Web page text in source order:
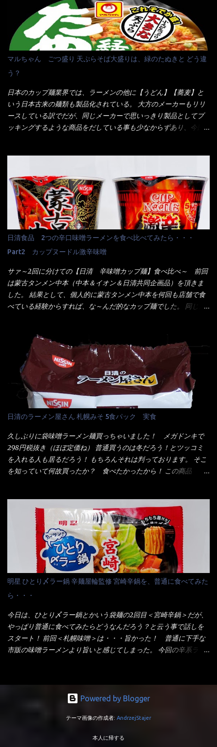
近は、ステーキガストに試しに行ったぐらいです。（肉が喰いた
くて） しかし最近のファミレスは合理化が進み、店員さんもフロ
ア担当は2人程度しか居ないんだよねぇ～ それに注文はタッチパ
ネル！！ 凄いよなぁ～ 20年位前は、フロア担当だけでも5人は
居たと思うけど・・・ 判らず店員さんを呼ぶピンポンを・・・ク
ーポンなんだけどと伝えると、丁寧にタッチパネルで～と教えて
くれたが、何故かタッチパネルがクーポンを受け付けない！！ 店
員さんも、アレー？といいながら私が受け付けますので・・・と
消えていった。 タッチパネルのやつ、安いのは嫌うんだな！？こ
のヤロー！ 待つ事暫し・・・10分は越えたと思うけど・・・出て
来ました。 こちらが本日のサラメシ【ホーリーバジル香る、タイ
く行きましたねぇ～ だからタイ料理屋さんには、辛味剤・酢・ナ
いた）が料理に必ず付いてきたものです。 でも流石にファミレ
スでは・・・それは無いね！残念だ～ 今回はすかいらーくグルー
プで、タイ料理をどの様に再現して提供しているか？を見るだけ
だなぁ～ 因みにガパオ＝ホーリーバジルなのです。 肉は通常チ
キンが多く豚や牛もあります。 肉は挽肉みたいなミンチではな
く、粗挽きの肉になるんです。 それに現地バンコクでは、卵は固
焼きが本来です。 今回はほぼ全熟の目玉焼きで、これは日本風
オタイなのと比べれば薄め？ やっぱり調味料の【スパイスガール
ズ】が必要だナァ～ 笑 私は、ブリッキーヌの粉末をよく掛け辛
く...
マルちゃん ごつ盛り 天ぷらそば大盛りは、緑のたぬきと どう違
う？
日本のカップ麺業界では、ラーメンの他に【うどん】【蕎麦】と
いう日本古来の麺類も製品化されている。 大方のメーカーもリリ
ースしている訳でだが、同じメーカーで思いっきり製品としてブ
ッキングするような商品をだしている事も少なからずあり、今回
ている訳で何故に敢えて本商品をリリースするの？ 確かに販売価
格は、緑のたぬきの実売は108円位で、ごつ盛り天ぷらそばは98円
でした。 殆ど変わらないじゃないか！？ そこで何が違うか・・・
メーカーHPから情報を得てみた。 ■原材料 比較（相手に含まれ
て居ない物質を赤色） ☆緑のたぬき 油揚げめん(小麦粉(国内製
造)、そば粉、植物油脂、植物性たん白、食塩、とろろ芋、卵白)、
かやく(小えびてんぷら、 かまぼこ )、添付調味料(砂糖、食塩、し
ょうゆ、魚介エキス、たん白加水分解物、香辛料、ねぎ、香味油
脂)／加工でん粉、調味料(アミノ酸等)、炭酸カルシウム、カラメ
ル色素、リン酸塩(Na)、増粘多糖類、レシチン、酸化防止剤(ビタ
ミンE)、クチナシ色素、ベニコウジ色素、香料、ビタミンB2、ビ
タミンB1、香辛料抽出物、 カロチン色素 、(一部にえび・小麦・
油脂、植物性たん白、食塩、とろろ芋、卵白)、かやく(小えびてん
ぷら)、添付調味料(砂糖、食塩、しょうゆ、魚介エキス、たん白加
水分解物、ねぎ、香辛料、 植物油 、香味油脂)／加工でん粉、調味
料(アミノ酸等)、炭酸カルシウム、カラメル色素、リン酸塩
(Na)、増粘多糖類、レシチン、酸化防止剤(ビタミンE)、クチナシ
色素、香料、ベニコウジ色素、ビタミンB2、ビタミンB1、香辛料
抽出物、(一部にえび・小麦・そば・卵・ さば ・大豆・豚肉・やま
いも・ゼラチンを含む) 材料から見れば、緑のたぬきの方が蒲鉾が
さば！？ さばって鯖か？？ サバ読んでないか？？ ■カロリー
比較 緑のたぬき ...
日清食品 2つの辛口味噌ラーメンを食べ比べてみたら・・・
Part2 カップヌードル激辛味噌
サァ～2回に分けての【日清 辛味噌カップ麺】食べ比べ～ 前回
は蒙古タンメン中本（中本＆イオン＆日清共同企画品）を頂きま
した。 結果として、個人的に蒙古タンメン中本を何回も店舗で食
べている経験からすれば、な～んだ的なカップ麺でした。 同じ日
いつきました。 見た目は、炎のシルエットが辛さを醸し出してい
る・・・ でもパッケージに惑わされてはいけない！！ 私はペ
ヤングの【獄激辛焼きそば】を完食した漢だ。 その後の獄激辛カ
レーもな！ 今回、カップヌードル激辛味噌はカップに敢えて辛
さレベルが記載されている。 それはレベル5！ 日清としては最上
位の辛さと云っている訳だ。 昨年モデルも食べてはいるけど、1年
も経つと記憶の彼方に・・・いや歳だから記憶力が、どうのこう
のではない。 記憶に残るだけのインパクトに欠けている商品と
云う事（当時） 開封すると・・・ 小袋なんてありゃしない！ カ
ップヌードルは基本蓋開けて、熱湯を注ぐだけで出来る！それが
デビュー時からの最大のポイント。 だから粉末スープの具も全
部カップの中でカオス状態。 これ特に縦型Bigカップだと、スー
りました～ 熱湯によりカップ内に対流が起こり、表層が泡立っ
ている～ 隣に用意したのが、ホワイトカップ丼型です。 こちら
へ内容物を全て移すのと同時に、スープも満遍なく全体に行き渡
させる。 箸で麺から移動させ、具とスープは最後に移すとこうな
りました。 良い感じではないか！ やはり一部粉末スープが縦型
カップの壁面に残っていたので、ぜーんぶ箸等で落としてホワイ
トカップへ。 まずは麺を見ると、カップヌードルとしては太く平
打ちで縮れてます。 ■蒙古タンメン中本の麺 蒙古タンメンの方
は、やはり太く平打ちですが麺の厚みがあるような・・・ 食感
いのね。 箸で持ち上げた状態は・・・ ■カップヌードル激辛味噌 ■
蒙古タンメン中本カップ どちらも箸で持ち上げた感じは、重
い！ そう湯を吸って伸びたような麺と云っていいかもしれな
い。 多分麺は、厚みとストレートか...
日清のラーメン屋さん 札幌みそ 5食パック 実食
久しぶりに袋味噌ラーメン麺買っちゃいました！ メガドンキで
298円税抜き（ほぼ定価ね） 普通買うのは冬だろう！とツッコミ
を入れる人も居るだろう！ もちろんそれは判っております。 そこ
を知っていて何故買ったか？ 食べたかったから！ この商品
てみないといけないじゃん！（知るのが遅い） リニューアル前の
は食べた事あるのよ！でもここ数年は、カップ麺の方が話題性も
品揃えも上じゃん！ だって話題性の無いのを食べても・・・しょ
うが無いじゃん！ 日本で話題性が無いのに、外国の人には尚更ね
ぇ～ 袋麺と云えば【サッポロ一番】と云われる程だが、10年位前
に革新的な袋麺が出た！ それは『マルちゃん正麺』と云われる商
品！！ 生麺感覚～と大御所俳優の役所広司を起用したCMで一躍
有名になりTOPに・・・その後ライバルとして日清から【ラ王】
がリリース！つまり今回の【日清のラーメン屋さん】は、袋麺と
しては廉価版のポジション・・・ 事実ラ王は、HPでは別扱い！
本品なんか出前一丁などと一緒くたの扱い。 袋麺はスープは粉末
スープが主流でしょう！？だから味は・・・イマイチ（小生感
覚）と云うのが評価です。 正直現在のインスタント麺では、最先
ヨ～ でも熊が＼買ってね！／と泣いているから・・・買いまし
た。 それじゃ～食べましょうか！ トッピングは生憎とモヤシの
在庫が無いため・・・キャベツだ！鍋に湯を沸かしキャベツをボ
私の記憶が確かなら・・・（料理お鉄人MC風に）以前の麺は白ぽ
明星 ひとり〆ラー鍋 辛麺屋輪監修 宮崎辛鍋を、普通に食べてみた
ら・・・
今日は、ひとり〆ラー鍋とかいう袋麺の2回目＜宮崎辛鍋＞だが、
やっぱり普通に食べてみたらどうなんだろう？と云う事で話しを
スタート！ 前回＜札幌味噌＞は・・・旨かった！ 普通に下手な
市販の味噌ラーメンより旨いと感じてしまった。 今回の辛系ラー
おひとり用鍋の素です。辛麺屋輪をイメージした唐辛子の辛みと
旨みが染み出たスープに鍋によく合う麺が付いて〆まで楽しめま
が溶け出たスープと、麺にからむ粗い唐辛子がくせになる味わ
脂、大豆食物繊維）、スープ（食塩、豚･鶏エキス（小麦・大豆・
Powered by Blogger
テーマ画像の作成者: AndrzejStajer
本人に帰する